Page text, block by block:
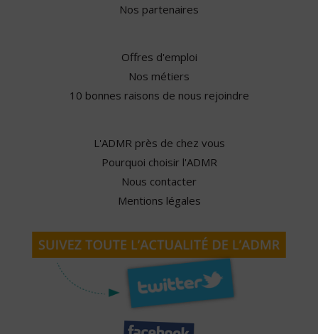
Nos partenaires
Offres d'emploi
Nos métiers
10 bonnes raisons de nous rejoindre
L'ADMR près de chez vous
Pourquoi choisir l'ADMR
Nous contacter
Mentions légales